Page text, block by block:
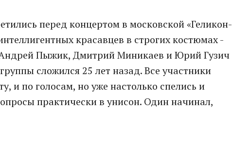
перед концертом в московской «Геликон-
красавцев в строгих костюмах -
Пыжик, Дмитрий Миникаев и Юрий Гузич
сложился 25 лет назад. Все участники
и по голосам, но уже настолько спелись и
практически в унисон. Один начинал,